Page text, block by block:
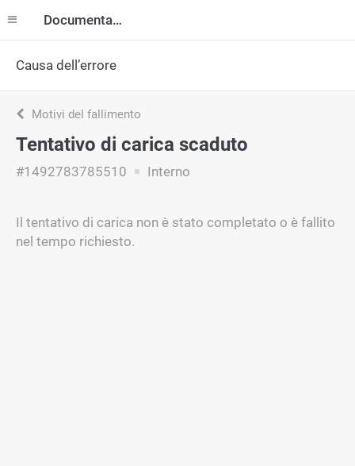
Documentazione
Causa dell’errore
Motivi del fallimento
Tentativo di carica scaduto
#1492783785510 Interno
Il tentativo di carica non è stato completato o è fallito
nel tempo richiesto.